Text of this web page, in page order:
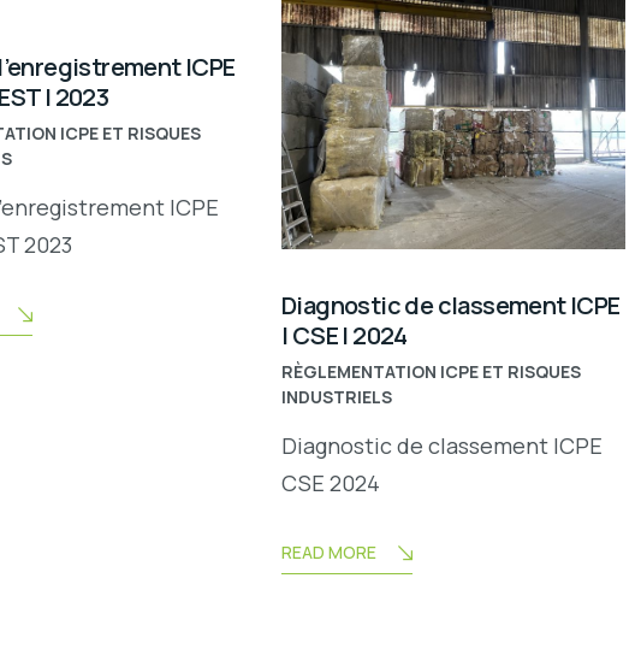
ICPE
| 2023
ICPE ET RISQUES
ICPE
2023
Diagnostic de classement ICPE
| CSE | 2024
RÈGLEMENTATION ICPE ET RISQUES
INDUSTRIELS
Diagnostic de classement ICPE
CSE 2024
READ MORE